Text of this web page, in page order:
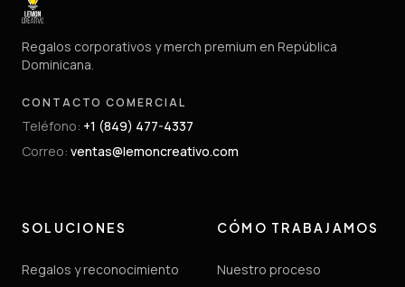
Regalos corporativos y merch premium en República
Dominicana.
CONTACTO COMERCIAL
Teléfono: +1 (849) 477-4337
Correo: ventas@lemoncreativo.com
SOLUCIONES
Regalos y reconocimiento
CÓMO TRABAJAMOS
Nuestro proceso